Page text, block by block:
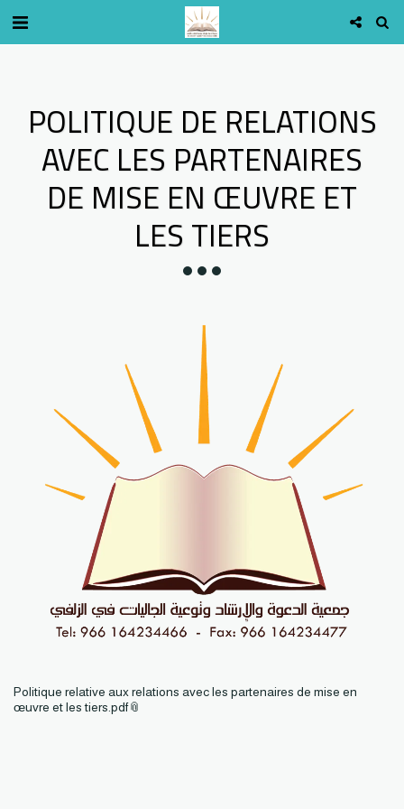
POLITIQUE DE RELATIONS
AVEC LES PARTENAIRES
DE MISE EN ŒUVRE ET
LES TIERS
Politique relative aux relations avec les partenaires de mise en
œuvre et les tiers.pdf